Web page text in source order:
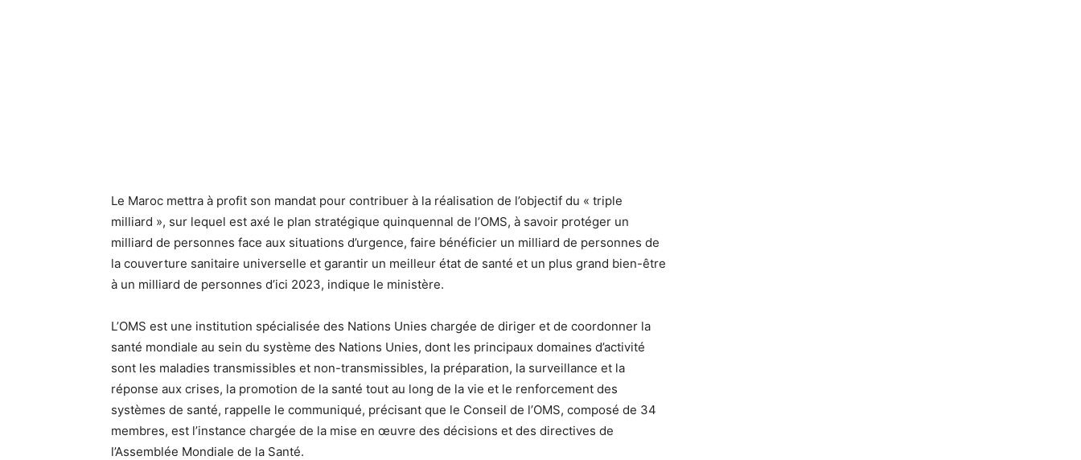
Le Maroc mettra à profit son mandat pour contribuer à la réalisation de l’objectif du « triple
milliard », sur lequel est axé le plan stratégique quinquennal de l’OMS, à savoir protéger un
milliard de personnes face aux situations d’urgence, faire bénéficier un milliard de personnes de
la couverture sanitaire universelle et garantir un meilleur état de santé et un plus grand bien-être
à un milliard de personnes d’ici 2023, indique le ministère.
L’OMS est une institution spécialisée des Nations Unies chargée de diriger et de coordonner la
santé mondiale au sein du système des Nations Unies, dont les principaux domaines d’activité
sont les maladies transmissibles et non-transmissibles, la préparation, la surveillance et la
réponse aux crises, la promotion de la santé tout au long de la vie et le renforcement des
systèmes de santé, rappelle le communiqué, précisant que le Conseil de l’OMS, composé de 34
membres, est l’instance chargée de la mise en œuvre des décisions et des directives de
l’Assemblée Mondiale de la Santé.